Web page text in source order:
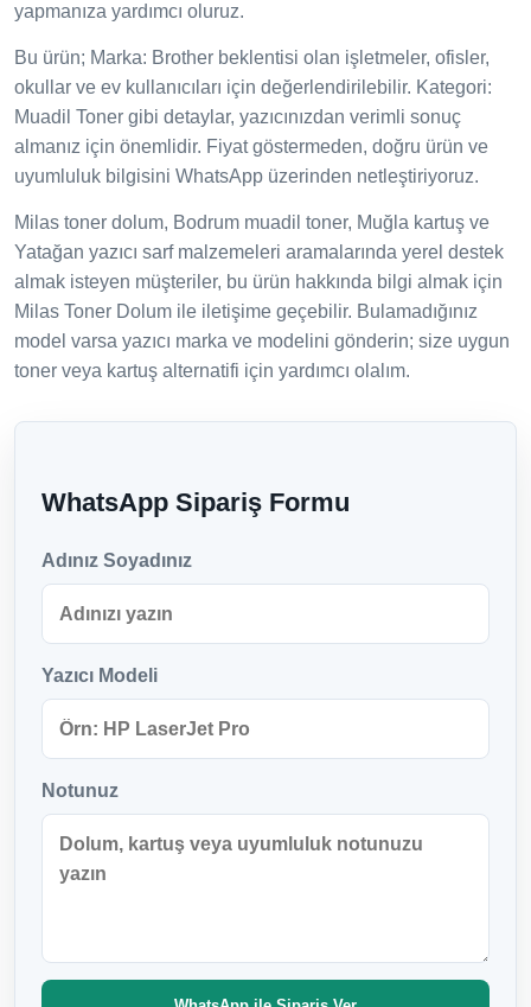
yapmanıza yardımcı oluruz.
Bu ürün; Marka: Brother beklentisi olan işletmeler, ofisler,
okullar ve ev kullanıcıları için değerlendirilebilir. Kategori:
Muadil Toner gibi detaylar, yazıcınızdan verimli sonuç
almanız için önemlidir. Fiyat göstermeden, doğru ürün ve
uyumluluk bilgisini WhatsApp üzerinden netleştiriyoruz.
Milas toner dolum, Bodrum muadil toner, Muğla kartuş ve
Yatağan yazıcı sarf malzemeleri aramalarında yerel destek
almak isteyen müşteriler, bu ürün hakkında bilgi almak için
Milas Toner Dolum ile iletişime geçebilir. Bulamadığınız
model varsa yazıcı marka ve modelini gönderin; size uygun
toner veya kartuş alternatifi için yardımcı olalım.
WhatsApp Sipariş Formu
Adınız Soyadınız
Yazıcı Modeli
Notunuz